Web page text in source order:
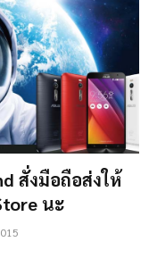
สั่งมือถือส่งให้
นะ